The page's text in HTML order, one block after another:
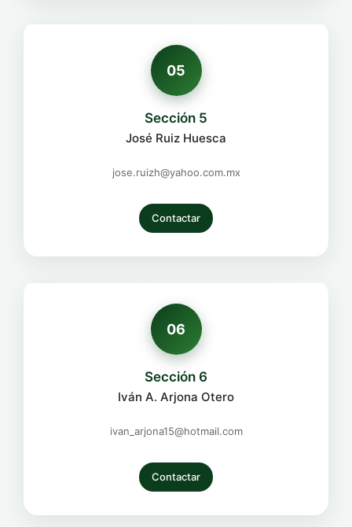
05
Sección 5
José Ruiz Huesca
jose.ruizh@yahoo.com.mx
Contactar
06
Sección 6
Iván A. Arjona Otero
ivan_arjona15@hotmail.com
Contactar